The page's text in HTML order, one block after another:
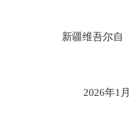
新疆维吾尔自
6年1月